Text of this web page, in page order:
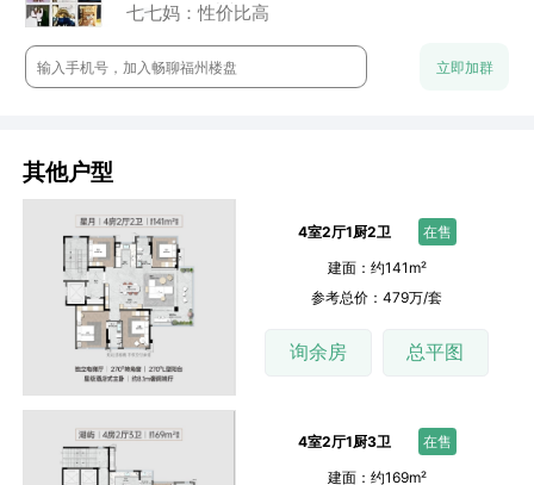
七七妈：性价比高
流年：周末一起约看房呀
云澈：这个楼盘还是很保值的
chun：附近的商业配置怎么样？
立即加群
其他户型
4室2厅1厨2卫 在售
建面：约141m²
参考总价：479万/套
询余房 总平图
4室2厅1厨3卫 在售
建面：约169m²